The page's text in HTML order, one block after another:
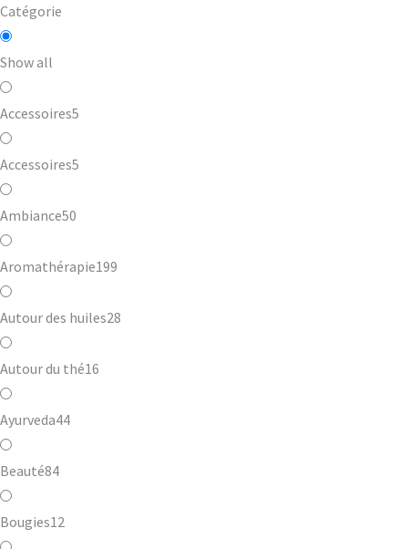
Catégorie
Show all
Accessoires5
Accessoires5
Ambiance50
Aromathérapie199
Autour des huiles28
Autour du thé16
Ayurveda44
Beauté84
Bougies12